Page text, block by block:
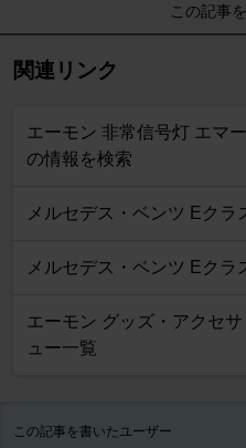
この記事
関連リンク
エーモン 非常信号灯 エマ
の情報を検索
メルセデス・ベンツ Eクラ
メルセデス・ベンツ Eクラ
エーモン グッズ・アクセ
ュー一覧
この記事を書いたユーザー